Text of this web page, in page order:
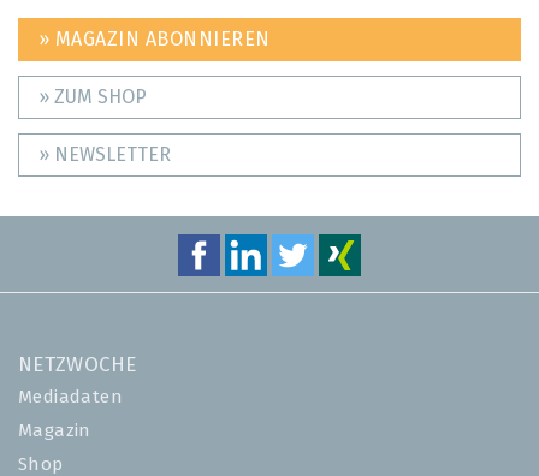
» MAGAZIN ABONNIEREN
» ZUM SHOP
» NEWSLETTER
NETZWOCHE
Mediadaten
Magazin
Shop